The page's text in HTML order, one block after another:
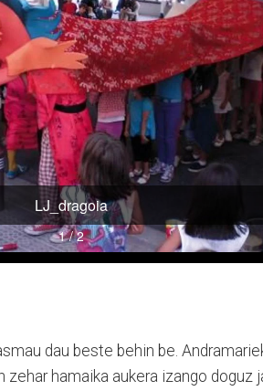
dau beste behin be.
hamaika aukera izango doguz